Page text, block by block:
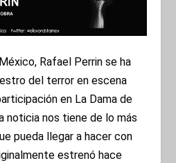
Rafael Perrin se ha
del terror en escena
en La Dama de
noticia nos tiene de lo más
pueda llegar a hacer con
estrenó hace